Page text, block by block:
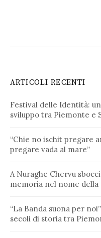
ARTICOLI RECENTI
Festival delle Identità:
sviluppo tra Piemonte e
“Chie no ischit pregare
pregare vada al mare”
A Nuraghe Chervu
memoria nel nome della
“La Banda suona per
secoli di storia tra